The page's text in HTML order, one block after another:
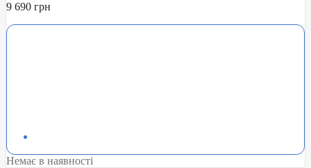
9 690 грн
Немає в наявності